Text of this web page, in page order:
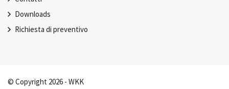
Downloads
Richiesta di preventivo
© Copyright 2026 - WKK